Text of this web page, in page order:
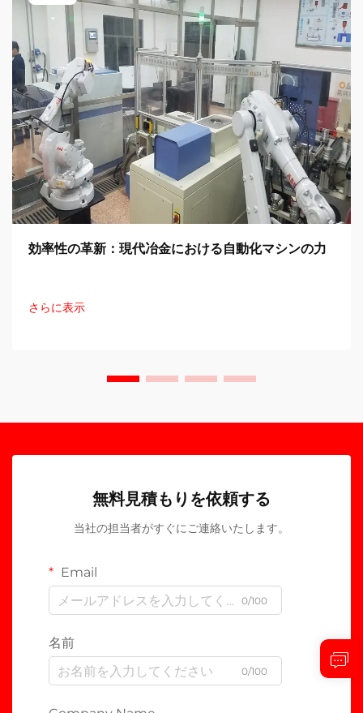
効率性の革新：現代冶金における自動化マシンの力
さらに表示
無料見積もりを依頼する
当社の担当者がすぐにご連絡いたします。
Email
0/100
名前
0/100